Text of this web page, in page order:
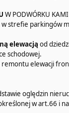
W PODWÓRKU
strefie parkingów
elewacjąod
schodowej.
elewacji
oględzin
w art.66 i